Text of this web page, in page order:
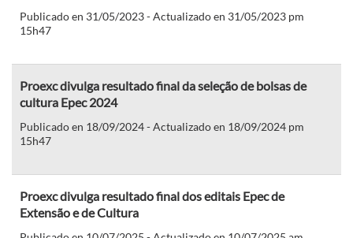
Publicado en 31/05/2023 - Actualizado en 31/05/2023 pm
15h47
Proexc divulga resultado final da seleção de bolsas de
cultura Epec 2024
Publicado en 18/09/2024 - Actualizado en 18/09/2024 pm
15h47
Proexc divulga resultado final dos editais Epec de
Extensão e de Cultura